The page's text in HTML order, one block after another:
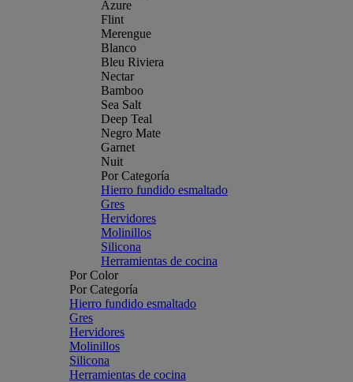
Azure
Flint
Merengue
Blanco
Bleu Riviera
Nectar
Bamboo
Sea Salt
Deep Teal
Negro Mate
Garnet
Nuit
Por Categoría
Hierro fundido esmaltado
Gres
Hervidores
Molinillos
Silicona
Herramientas de cocina
Por Color
Por Categoría
Hierro fundido esmaltado
Gres
Hervidores
Molinillos
Silicona
Herramientas de cocina